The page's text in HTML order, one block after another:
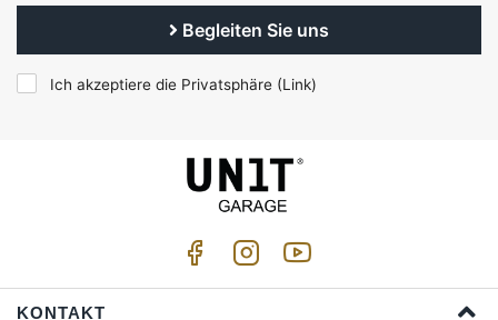
Begleiten Sie uns
Ich akzeptiere die Privatsphäre (Link)
KONTAKT